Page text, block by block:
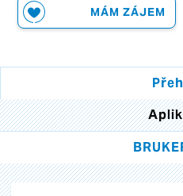
MÁM ZÁJEM